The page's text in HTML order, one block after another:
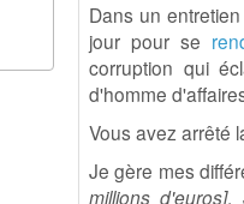
Dans un
jour pour se
corruption qui
d'homme
Vous avez arrêté
Je gère mes
millions d'euros].